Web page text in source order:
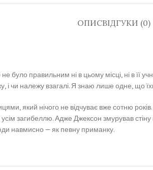
ОПИСВІДГУКИ (0)
було правильним ні в цьому місці, ні в її
і чи належу взагалі. Я знаю лише одне, що
який нічого не відчуває вже сотню
загибеллю. Адже Джексон змурував
навмисно — як певну приманку.